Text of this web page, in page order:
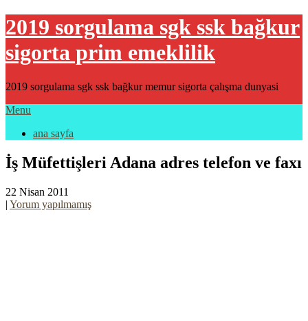
2019 sorgulama sgk ssk bağkur
sigorta prim emeklilik
2019 sorgulama sgk ssk bağkur memur sigorta çalışma dunyasi
Menu
ana sayfa
İş Müfettişleri Adana adres telefon ve faxı
22 Nisan 2011
| Yorum yapılmamış